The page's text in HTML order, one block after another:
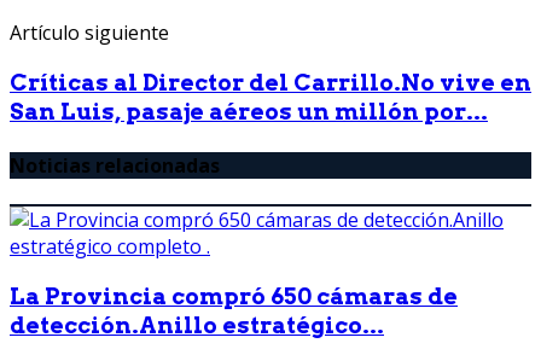
Artículo siguiente
Críticas al Director del Carrillo.No vive en
San Luis, pasaje aéreos un millón por...
Noticias relacionadas
La Provincia compró 650 cámaras de
detección.Anillo estratégico...